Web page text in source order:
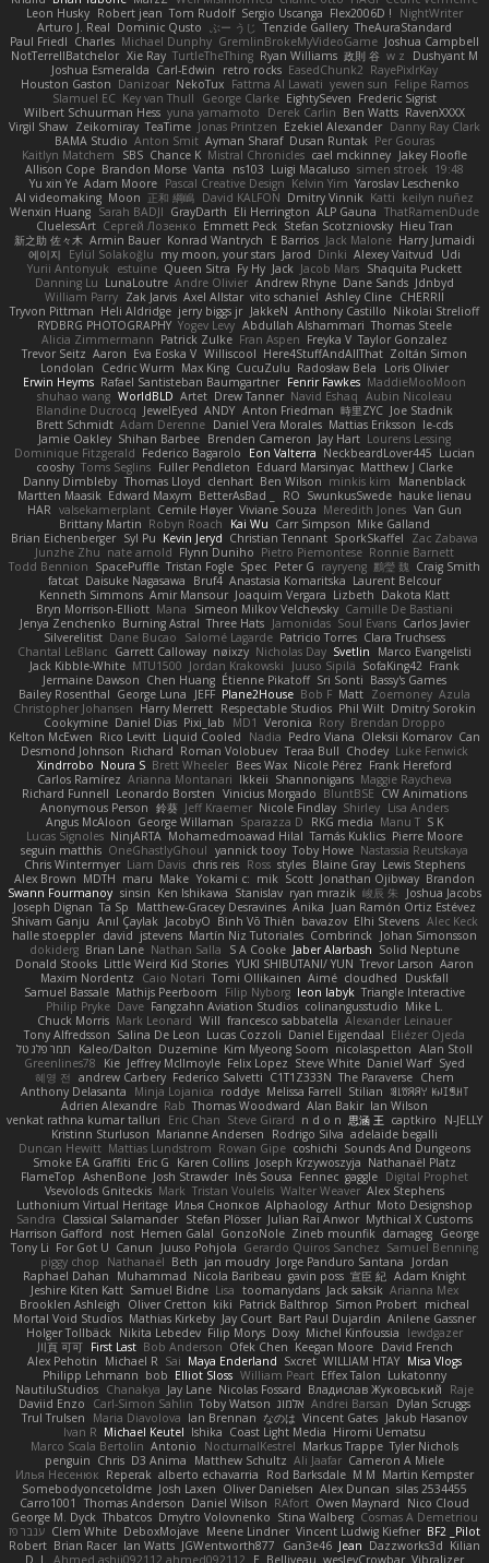
Leon Husky Robert jean Tom Rudolf Sergio Uscanga Flex2006D !
NightWriter
Arturo J. Real Dominic Qusto ぶー うじ Tenzide Gallery TheAuraStandard
Paul Friedl Charles Michael Dunphy GremlinBrokeMyVideoGame Joshua Campbell
NotTerrellBatchelor Xie Ray TurtleTheThing Ryan Williams 政則 谷 w z
Dushyant M
Joshua Esmeralda Carl-Edwin retro rocks EasedChunk2 RayePixlrKay
Houston Gaston Danizoar NekoTux Fattma Al Lawati yewen sun Felipe Ramos
Slamuel EC Key van Thull George Clarke EightySeven Frederic Sigrist
Wilbert Schuurman Hess yuna yamamoto Derek Carlin Ben Watts RavenXXXX
Virgil Shaw Zeikomiray TeaTime Jonas Printzen Ezekiel Alexander Danny Ray Clark
BAMA Studio Anton Smit Ayman Sharaf Dusan Runtak Per Gouras
Kaitlyn Matchem
SBS Chance K Mistral Chronicles cael mckinney Jakey Floofle
Allison Cope Brandon Morse Vanta ns103 Luigi Macaluso simen stroek 19:48
Yu xin Ye Adam Moore Pascal Creative Design Kelvin Yim Yaroslav Leschenko
AI videomaking Moon 正和 綱嶋 David KALFON Dmitry Vinnik Katti keilyn nuñez
Wenxin Huang Sarah BADJI GrayDarth Eli Herrington ALP Gauna ThatRamenDude
CluelessArt Cергей Лозенко Emmett Peck Stefan Scotzniovsky Hieu Tran
新之助 佐々木 Armin Bauer Konrad Wantrych E Barrios Jack Malone Harry Jumaidi
에이지
Eylül Solakoğlu my moon, your stars Jarod Dinki Alexey Vaitvud
Udi
Yurii Antonyuk
estuine Queen Sitra Fy Hy Jack Jacob Mars Shaquita Puckett
Danning Lu LunaLoutre Andre Olivier Andrew Rhyne Dane Sands Jdnbyd
William Parry Zak Jarvis Axel Allstar vito schaniel Ashley Cline CHERRII
Tryvon Pittman Heli Aldridge jerry biggs jr JakkeN Anthony Castillo Nikolai Strelioff
RYDBRG PHOTOGRAPHY Yogev Levy Abdullah Alshammari Thomas Steele
Alicia Zimmermann Patrick Zulke Fran Aspen Freyka V Taylor Gonzalez
Trevor Seitz Aaron Eva Eoska V Williscool Here4StuffAndAllThat Zoltán Simon
Londolan
Cedric Wurm Max King CucuZulu Radosław Bela
Loris Olivier
Erwin Heyms Rafael Santisteban Baumgartner Fenrir Fawkes MaddieMooMoon
shuhao wang WorldBLD Artet Drew Tanner Navid Eshaq Aubin Nicoleau
Blandine Ducrocq JewelEyed ANDY Anton Friedman 時里ZYC Joe Stadnik
Brett Schmidt Adam Derenne Daniel Vera Morales Mattias Eriksson le-cds
Jamie Oakley Shihan Barbee Brenden Cameron Jay Hart Lourens Lessing
Dominique Fitzgerald Federico Bagarolo Eon Valterra NeckbeardLover445 Lucian
cooshy Toms Seglins Fuller Pendleton Eduard Marsinyac Matthew J Clarke
Danny Dimbleby Thomas Lloyd clenhart Ben Wilson minkis kim
Manenblack
Martten Maasik Edward Maxym BetterAsBad _ RO SwunkusSwede hauke lienau
HAR valsekamerplant Cemile Høyer Viviane Souza Meredith Jones Van Gun
Brittany Martin Robyn Roach Kai Wu Carr Simpson Mike Galland
Brian Eichenberger Syl Pu Kevin Jeryd Christian Tennant SporkSkaffel
Zac Zabawa
Junzhe Zhu nate arnold Flynn Duniho Pietro Piemontese Ronnie Barnett
Todd Bennion SpacePuffle Tristan Fogle Spec Peter G rayryeng 鸝瑩 魏 Craig Smith
fatcat Daisuke Nagasawa Bruf4 Anastasia Komaritska Laurent Belcour
Kenneth Simmons Amir Mansour Joaquim Vergara Lizbeth Dakota Klatt
Bryn Morrison-Elliott Mana Simeon Milkov Velchevsky Camille De Bastiani
Jenya Zenchenko Burning Astral Three Hats Jamonidas Soul Evans Carlos Javier
Silverelitist Dane Bucao Salomé Lagarde Patricio Torres Clara Truchsess
Chantal LeBlanc Garrett Calloway nøixzy Nicholas Day Svetlin
Marco Evangelisti
Jack Kibble-White MTU1500 Jordan Krakowski Juuso Sipilä SofaKing42 Frank
Jermaine Dawson Chen Huang Étienne Pikatoff Sri Sonti Bassy's Games
Bailey Rosenthal George Luna JEFF Plane2House Bob F Matt Zoemoney Azula
Christopher Johansen Harry Merrett Respectable Studios Phil Wilt Dmitry Sorokin
Cookymine Daniel Dias Pixi_lab MD1 Veronica Rory Brendan Droppo
Kelton McEwen Rico Levitt Liquid Cooled Nadia Pedro Viana Oleksii Komarov Can
Desmond Johnson Richard Roman Volobuev Teraa Bull Chodey Luke Fenwick
Xindrrobo Noura S Brett Wheeler Bees Wax Nicole Pérez Frank Hereford
Carlos Ramírez Arianna Montanari Ikkeii Shannonigans Maggie Raycheva
Richard Funnell Leonardo Borsten Vinicius Morgado BluntBSE CW Animations
Anonymous Person 鈴葵 Jeff Kraemer Nicole Findlay Shirley Lisa Anders
Angus McAloon George Willaman Sparazza D RKG media Manu T S K
Lucas Signoles NinjARTA Mohamedmoawad Hilal Tamás Kuklics Pierre Moore
seguin matthis OneGhastlyGhoul yannick tooy Toby Howe Nastassia Reutskaya
Chris Wintermyer Liam Davis chris reis Ross styles Blaine Gray Lewis Stephens
Alex Brown MDTH maru Make Yokami c: mik Scott Jonathan Ojibway Brandon
Swann Fourmanoy sinsin Ken Ishikawa Stanislav ryan mrazik 峻辰 朱
Joshua Jacobs
Joseph Dignan Ta Sp Matthew-Gracey Desravines Anika Juan Ramón Ortiz Estévez
Shivam Ganju Anıl Çaylak JacobyO Bình Võ Thiên bavazov Elhi Stevens Alec Keck
halle stoeppler david jstevens Martín Niz Tutoriales Combrinck Johan Simonsson
dokiderg Brian Lane Nathan Salla S A Cooke Jaber Alarbash Solid Neptune
Donald Stooks Little Weird Kid Stories YUKI SHIBUTANI/ YUN Trevor Larson Aaron
Maxim Nordentz
Caio Notari Tomi Ollikainen Aimé cloudhed
Duskfall
Samuel Bassale Mathijs Peerboom Filip Nyborg leon labyk Triangle Interactive
Philip Pryke Dave Fangzahn Aviation Studios colinangusstudio Mike L.
Chuck Morris Mark Leonard Will francesco sabbatella Alexander Leinauer
Tony Alfredsson Salina De Leon Lucas Cozzoli Daniel Eijgendaal Eliézer Ojeda
תמר פלג טל
Kaleo/Dalton Duzemine Kim Myeong Soom nicolaspetton Alan Stoll
Greenlines78
Kie Jeffrey McIlmoyle Felix Lopez Steve White Daniel Warf Syed
혜영 전 andrew Carbery Federico Salvetti C1T1Z333N The Paraverse Chem
Anthony Delasanta
Minja Lojanica roddye Melissa Farrell Stilian ꌃ꒒ꀎꋪꋪꌩ ꀘꈤꀤꁅꃅ꓄
Adrien Alexandre Rab Thomas Woodward Alan Bakir Ian Wilson
venkat rathna kumar talluri
Eric Chan Steve Girard n d o n 思涵 王 captkiro
N-JELLY
Kristinn Sturluson Marianne Andersen Rodrigo Silva adelaide begalli
Duncan Hewitt Mattias Lundstrom Rowan Gipe coshichi Sounds And Dungeons
Smoke EA Graffiti Eric G Karen Collins Joseph Krzywoszyja Nathanaël Platz
FlameTop AshenBone Josh Strawder Inês Sousa Fennec gaggle Digital Prophet
Vsevolods Gniteckis Mark Tristan Voulelis Walter Weaver Alex Stephens
Luthonium Virtual Heritage Илья Снопков Alphaology Arthur Moto Designshop
Sandra Classical Salamander Stefan Plösser Julian Rai Anwor Mythical X Customs
Harrison Gafford
nost Hemen Galal GonzoNole Zineb mounfik damageg George
Tony Li For Got U Canun Juuso Pohjola Gerardo Quiros Sanchez Samuel Benning
piggy chop
Nathanaël Beth jan moudry Jorge Panduro Santana
Jordan
Raphael Dahan
Muhammad Nicola Baribeau gavin poss 宣臣 紀 Adam Knight
Jeshire Kiten Katt Samuel Bidne Lisa toomanydans Jack saksik Arianna Mex
Brooklen Ashleigh
Oliver Cretton kiki Patrick Balthrop Simon Probert micheal
Mortal Void Studios Mathias Kirkeby Jay Court Bart Paul Dujardin Anilene Gassner
Holger Tollbäck Nikita Lebedev Filip Morys Doxy Michel Kinfoussia
lewdgazer
川頁 可可 First Last Bob Anderson Ofek Chen Keegan Moore David French
Alex Pehotin
Michael R Sai Maya Enderland Sxcret WILLIAM HTAY Misa Vlogs
Philipp Lehmann bob Elliot Sloss William Peart Effex Talon Lukatonny
NautiluStudios Chanakya Jay Lane Nicolas Fossard Владислав Жуковський
Raje
Daviid Enzo
Carl-Simon Sahlin Toby Watson אלמוג Andrei Barsan
Dylan Scruggs
Trul Trulsen
Maria Diavolova Ian Brennan なのは Vincent Gates Jakub Hasanov
Ivan R Michael Keutel Ishika Coast Light Media Hiromi Uematsu
Marco Scala Bertolin Antonio NocturnalKestrel Markus Trappe Tyler Nichols
penguin Chris D3 Anima Matthew Schultz Ali Jaafar Cameron A Miele
Илья Несенюк Reperak alberto echavarria Rod Barksdale M M Martin Kempster
Somebodyoncetoldme Josh Laxen Oliver Danielsen Alex Duncan silas 2534455
Carro1001
Thomas Anderson Daniel Wilson RAfort Owen Maynard
Nico Cloud
George M. Dyck Thbatcos Dmytro Volovnenko Stina Walberg Cosmas A Demetriou
ענבר פז Clem White DeboxMojave Meene Lindner Vincent Ludwig Kiefner BF2 _Pilot
Robert Brian Racer Ian Watts JGWentworth877 Gan3e46 Jean Dazzworks3d Kilian
D. J.
Ahmed.ashii092112 ahmed092112 E. Belliveau wesleyCrowbar Vibralizer